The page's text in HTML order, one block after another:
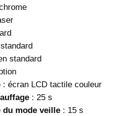
0
0
standard
: écran LCD tactile couleur
: 25 s
du mode veille : 15 s